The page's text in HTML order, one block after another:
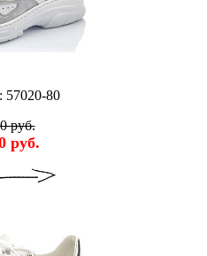
57020-80
руб.
руб.